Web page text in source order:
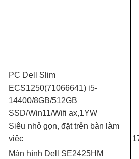
PC Dell Slim
ECS1250(71066641) i5-
14400/8GB/512GB
SSD/Win11/Wifi ax,1YW
Siêu nhỏ gọn, đặt trên bàn làm
việc
Màn hình Dell SE2425HM